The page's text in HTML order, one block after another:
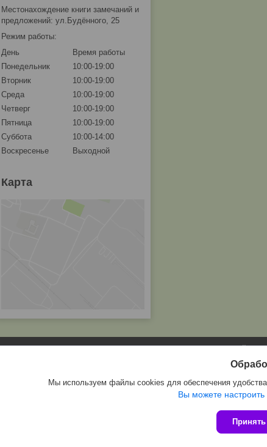
Местонахождение книги замечаний и
предложений: ул.Будённого, 25
Режим работы:
День
Время работы
Понедельник
10:00-19:00
Вторник
10:00-19:00
Среда
10:00-19:00
Четверг
10:00-19:00
Пятница
10:00-19:00
Суббота
10:00-14:00
Воскресенье
Выходной
Карта
Сайт
Политика
Мы используем файлы cookies для обеспечения
Вы можете
Магазин